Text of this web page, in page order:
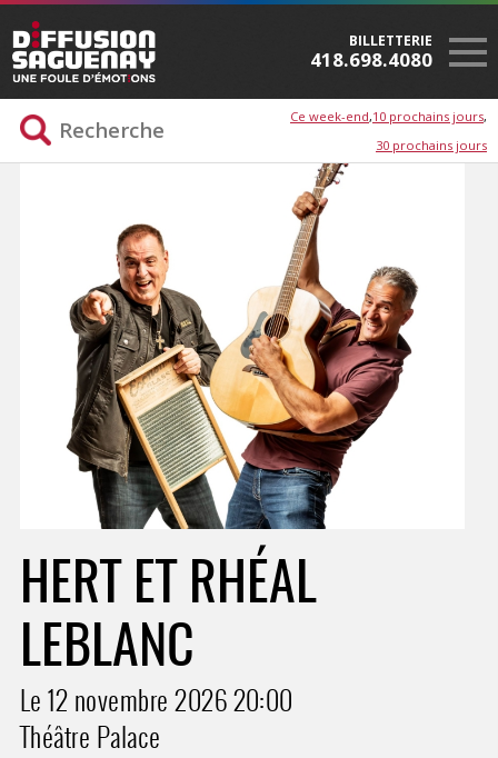
BILLETTERIE
418.698.4080
Ce week-end 10 prochains jours
30 prochains jours
HERT ET RHÉAL
LEBLANC
Le 12 novembre 202620:00
Théâtre Palace